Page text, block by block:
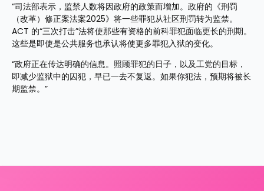
“司法部表示，监禁人数将因政府的政策而增加。政府的《刑罚
（改革）修正案法案2025》将一些罪犯从社区刑罚转为监禁。
ACT 的“三次打击”法将使那些有资格的前科罪犯面临更长的刑期。
这些是即使是公共服务也承认将使更多罪犯入狱的变化。
“政府正在传达明确的信息。照顾罪犯的日子，以及工党的目标，
即减少监狱中的囚犯，早已一去不复返。如果你犯法，预期将被长
期监禁。”